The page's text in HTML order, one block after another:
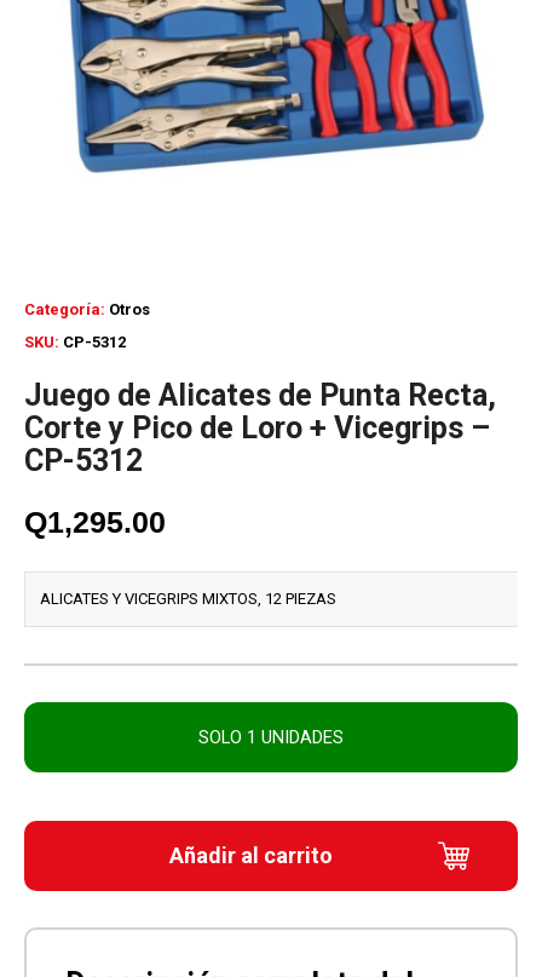
SKU: CP-5312
Categoría: Otros
Juego de Alicates de Punta Recta,
Corte y Pico de Loro + Vicegrips –
CP-5312
Q1,295.00
ALICATES Y VICEGRIPS MIXTOS, 12 PIEZAS
SOLO 1 UNIDADES
Añadir al carrito